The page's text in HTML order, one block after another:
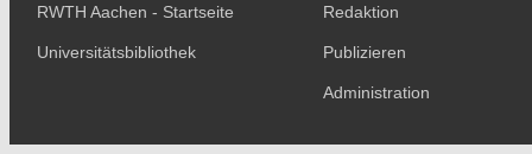
RWTH Aachen - Startseite
Universitätsbibliothek
Redaktion
Publizieren
Administration